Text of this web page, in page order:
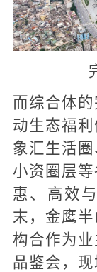
而综合体
动生态福
象汇生活
小资圈层
惠、高效
末，金鹰
构合作为
品鉴会，